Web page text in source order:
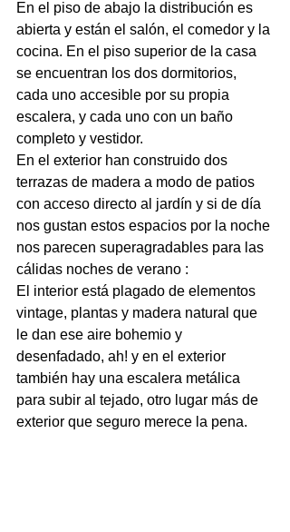
En el piso de abajo la distribución es
abierta y están el salón, el comedor y la
cocina. En el piso superior de la casa
se encuentran los dos dormitorios,
cada uno accesible por su propia
escalera, y cada uno con un baño
completo y vestidor.
En el exterior han construido dos
terrazas de madera a modo de patios
con acceso directo al jardín y si de día
nos gustan estos espacios por la noche
nos parecen superagradables para las
cálidas noches de verano :
El interior está plagado de elementos
vintage, plantas y madera natural que
le dan ese aire bohemio y
desenfadado, ah! y en el exterior
también hay una escalera metálica
para subir al tejado, otro lugar más de
exterior que seguro merece la pena.